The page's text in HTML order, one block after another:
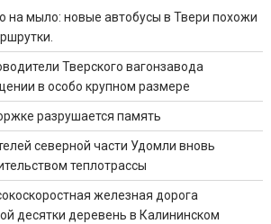
на мыло: новые автобусы в Твери похожи
Тверского вагонзавода
в особо крупном размере
разрушается память
северной части Удомли вновь
теплотрассы
железная дорога
десятки деревень в Калининском